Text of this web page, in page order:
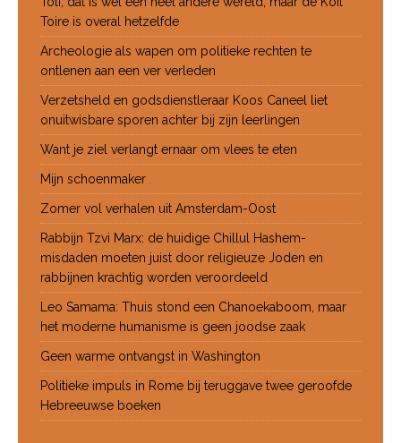
Toire is overal hetzelfde
Archeologie als wapen om politieke rechten te
ontlenen aan een ver verleden
Verzetsheld en godsdienstleraar Koos Caneel liet
onuitwisbare sporen achter bij zijn leerlingen
Want je ziel verlangt ernaar om vlees te eten
Mijn schoenmaker
Zomer vol verhalen uit Amsterdam-Oost
Rabbijn Tzvi Marx: de huidige Chillul Hashem-
misdaden moeten juist door religieuze Joden en
rabbijnen krachtig worden veroordeeld
Leo Samama: Thuis stond een Chanoekaboom, maar
het moderne humanisme is geen joodse zaak
Geen warme ontvangst in Washington
Politieke impuls in Rome bij teruggave twee geroofde
Hebreeuwse boeken